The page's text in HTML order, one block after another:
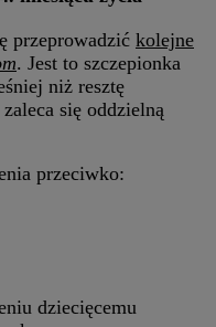
przeprowadzić kolejne
. Jest to szczepionka
niż resztę
się oddzielną
przeciwko:
dziecięcemu